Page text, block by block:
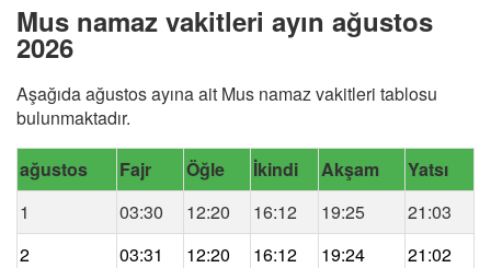
Mus namaz vakitleri ayın ağustos
2026
Aşağıda ağustos ayına ait Mus namaz vakitleri tablosu
bulunmaktadır.
ağustos Fajr Öğle İkindi Akşam
Yatsı
1
03:30 12:20 16:12 19:25
21:03
2
03:31 12:20 16:12 19:24
21:02